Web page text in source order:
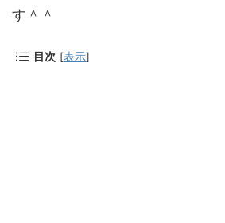
す＾＾
目次 [表示]